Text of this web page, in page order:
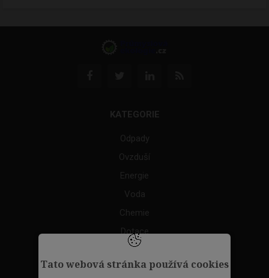
Tato webová stránka používá cookies
KATEGORIE
Odpady
Ovzduší
Energie
Voda
Chemie
Dotace
Akce